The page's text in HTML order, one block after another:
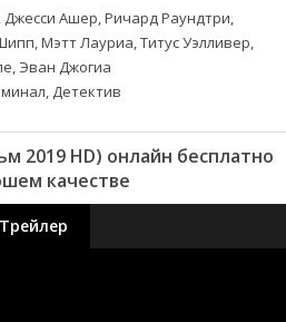
Ашер, Ричард Раундтри,
Мэтт Лауриа, Титус Уэлливер,
Эван Джогиа
Детектив
2019 HD) онлайн бесплатно
качестве
Трейлер